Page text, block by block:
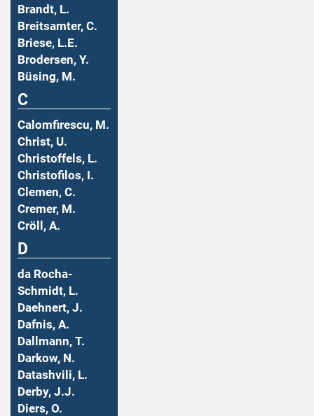
Brandt, L.
Breitsamter, C.
Briese, L.E.
Brodersen, Y.
Büsing, M.
C
Calomfirescu, M.
Christ, U.
Christoffels, L.
Christofilos, I.
Clemen, C.
Cremer, M.
Cröll, A.
D
da Rocha-
Schmidt, L.
Daehnert, J.
Dafnis, A.
Dallmann, T.
Darkow, N.
Datashvili, L.
Derby, J.J.
Diers, O.